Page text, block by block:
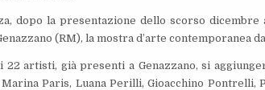
dopo la presentazione dello scorso
(RM), la mostra d’arte contemporanea
artisti, già presenti a Genazzano, si
Marina Paris, Luana Perilli, Gioacchino Pontrelli,